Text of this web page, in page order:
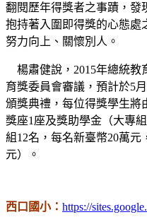
翻閱歷年得獎者之事蹟，發
抱持著入圍即得獎的心態處
努力向上、關懷別人。
楊肅健說，2015年總統教
育獎委員會審議，預計於5
頒獎典禮，每位得獎學生將
獎座1座及獎助學金（大專
組12名，每名新臺幣20萬元
元）。
西口國小： https://